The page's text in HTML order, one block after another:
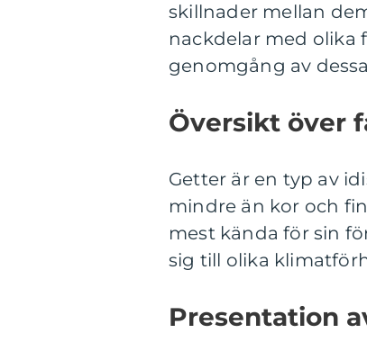
skillnader mellan
nackdelar med olika
genomgång av
Översikt över
Getter är en typ av
mindre än kor och
mest kända för sin
sig till olika
Presentation